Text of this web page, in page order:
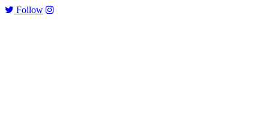
Follow